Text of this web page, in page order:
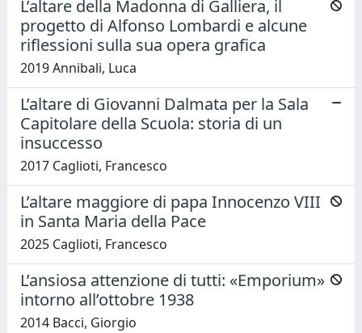
L’altare della Madonna di Galliera, il
progetto di Alfonso Lombardi e alcune
riflessioni sulla sua opera grafica
2019 Annibali, Luca
L’altare di Giovanni Dalmata per la Sala
Capitolare della Scuola: storia di un
insuccesso
2017 Caglioti, Francesco
L’altare maggiore di papa Innocenzo VIII
in Santa Maria della Pace
2025 Caglioti, Francesco
L’ansiosa attenzione di tutti: «Emporium»
intorno all’ottobre 1938
2014 Bacci, Giorgio